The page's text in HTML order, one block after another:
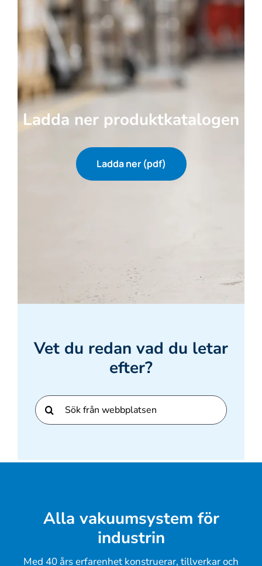
Ladda ner produktkatalogen
Ladda ner (pdf)
Vet du redan vad du letar
efter?
Sök
efter:
Alla vakuumsystem för
industrin
Med 40 års erfarenhet konstruerar, tillverkar och